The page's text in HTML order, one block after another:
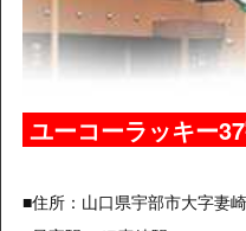
ユーコーラッキー
■住所：山口県宇部市大字妻